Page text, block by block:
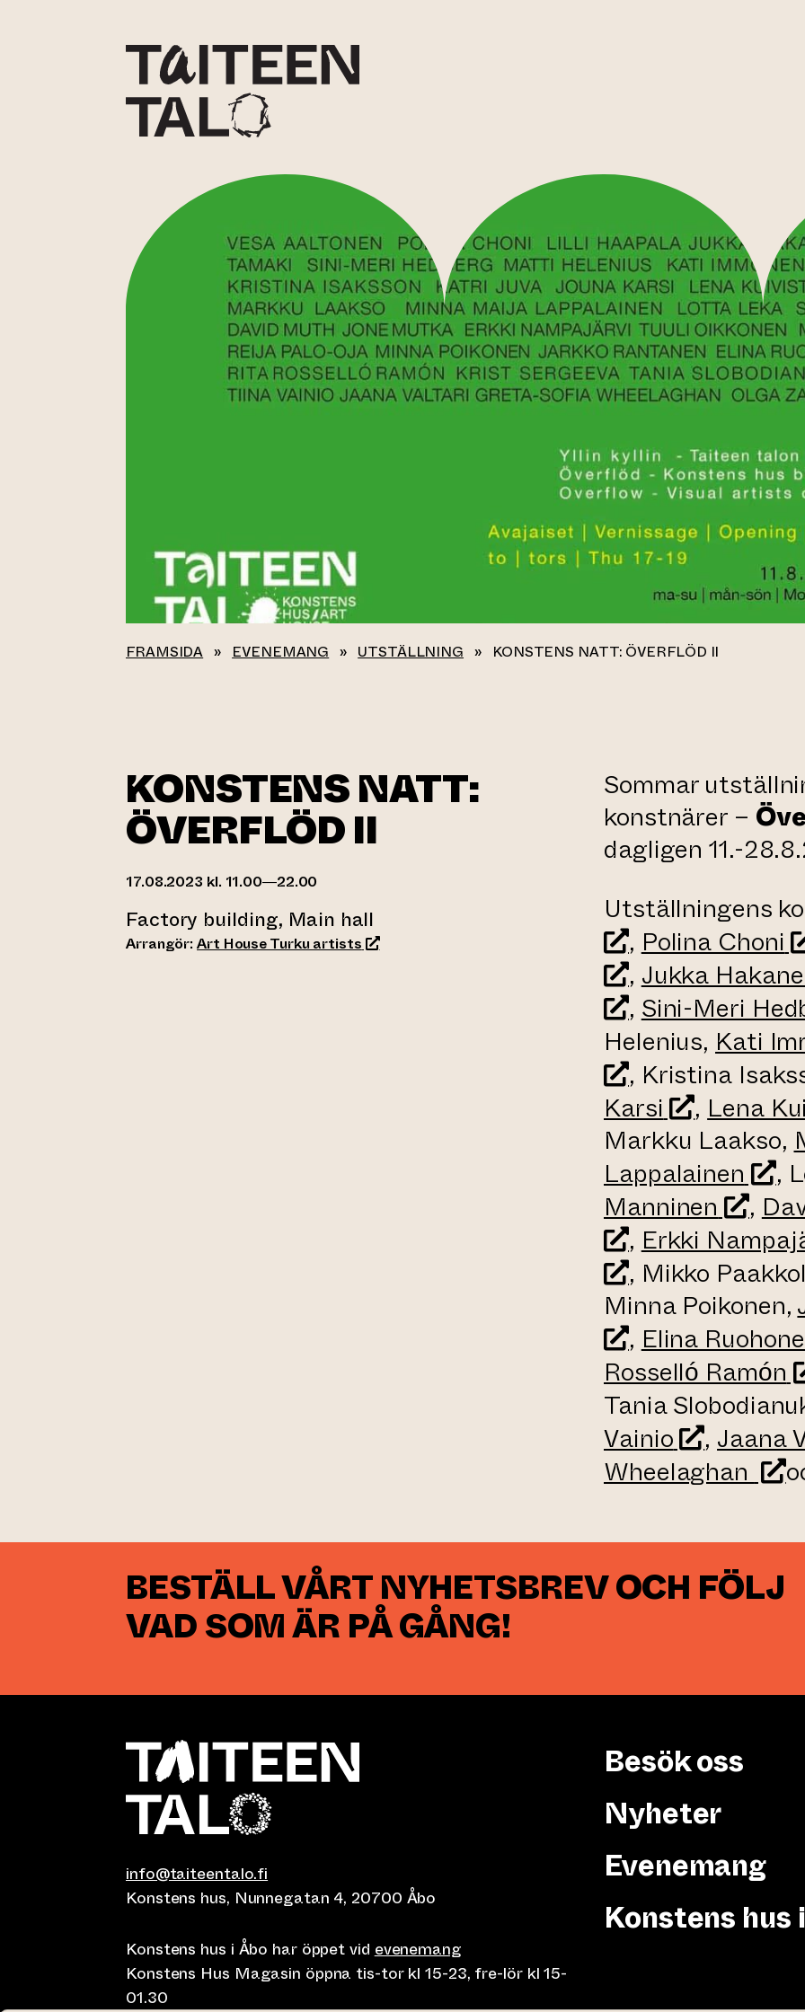
FRAMSIDA » EVENEMANG » UTSTÄLLNING » KONSTENS NATT: ÖVERFLÖD II
KONSTENS NATT:
ÖVERFLÖD II
17.08.2023 kl. 11.00—22.00
Factory building, Main hall
Arrangör:Art House Turku artists(leder till annan webbtjänst)
Sommar
konstnärer –
dagligen 11.-
Utställningens
, Polina Choni
, Jukka
, Sini-Meri
Helenius, Kati
, Kristina
Karsi (leder till
, Lena
Markku Laakso,
Lappalainen
,
Manninen (leder
,
, Erkki
, Mikko
Minna Poikonen,
, Elina
Rosselló Ramón
Tania
Vainio(leder till
, Jaana
Wheelaghan
BESTÄLL VÅRT NYHETSBREV OCH FÖLJ
VAD SOM ÄR PÅ GÅNG!
info@taiteentalo.fi
Konstens hus, Nunnegatan 4, 20700 Åbo
Konstens hus i Åbo har öppet vid evenemang
Konstens Hus Magasin öppna tis-tor kl 15-23, fre-lör kl 15-
01.30
Besök oss
Nyheter
Evenemang
Konstens hus